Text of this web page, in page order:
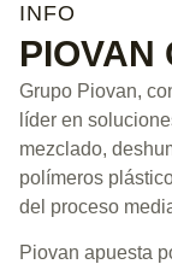
INFO
PIOVAN
Grupo Piovan,
líder en
mezclado,
polímeros
del proceso
Piovan apuesta